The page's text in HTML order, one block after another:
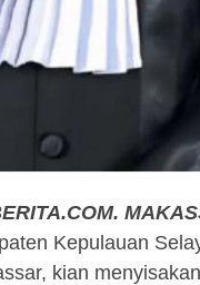
Kepulauan
kian